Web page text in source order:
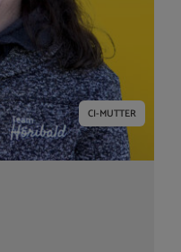
CI-MUTTER